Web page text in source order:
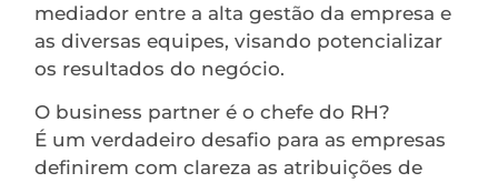
mediador entre a alta gestão da empresa e
as diversas equipes, visando potencializar
os resultados do negócio.
O business partner é o chefe do RH?
É um verdadeiro desafio para as empresas
definirem com clareza as atribuições de